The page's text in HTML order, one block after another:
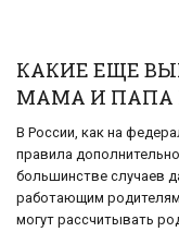
КАКИЕ ЕЩЕ
МАМА И ПАПА
В России, как на
правила
большинстве случаев
работающим
могут рассчитывать